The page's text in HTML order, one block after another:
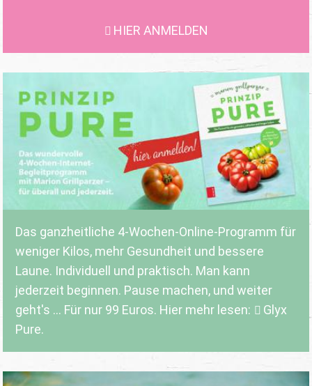
HIER ANMELDEN
Das ganzheitliche 4-Wochen-Online-Programm für
weniger Kilos, mehr Gesundheit und bessere
Laune. Individuell und praktisch. Man kann
jederzeit beginnen. Pause machen, und weiter
geht's ... Für nur 99 Euros. Hier mehr lesen:
Glyx
Pure.